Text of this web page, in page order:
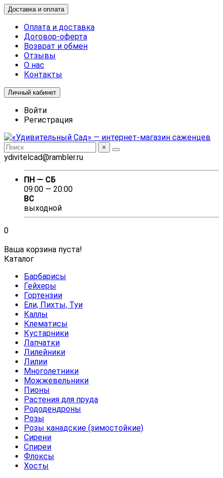
Доставка и оплата
Оплата и доставка
Договор-оферта
Возврат и обмен
Отзывы
О нас
Контакты
Личный кабинет
Войти
Регистрация
×
ydivitelcad@rambler.ru
ПН — СБ
09:00 — 20:00
ВС
выходной
0
Ваша корзина пуста!
Каталог
Барбарисы
Гейхеры
Гортензии
Ели, Пихты, Туи
Каллы
Клематисы
Кустарники
Лапчатки
Лилейники
Лилии
Многолетники
Можжевельники
Пионы
Растения для пруда
Рододендроны
Розы
Розы канадские (зимостойкие)
Сирени
Спиреи
Флоксы
Хосты